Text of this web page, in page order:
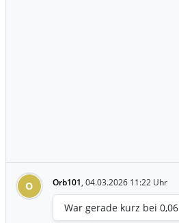
O Orb101, 04.03.2026 11:22 Uhr
War gerade kurz bei 0,06